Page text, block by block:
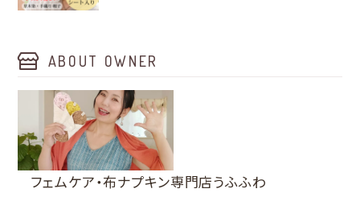
ABOUT OWNER
フェムケア・布ナプキン専門店うふふわ